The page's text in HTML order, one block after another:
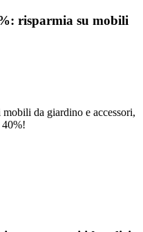
risparmia su mobili
da giardino e accessori,